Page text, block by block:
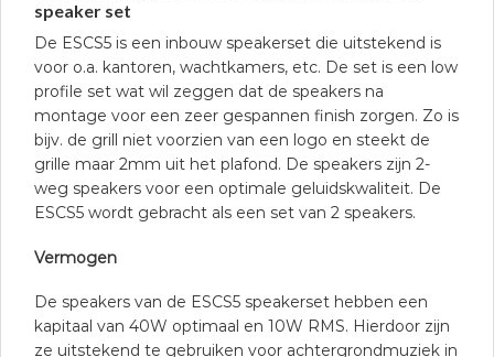
speaker set
De ESCS5 is een inbouw speakerset die uitstekend is
voor o.a. kantoren, wachtkamers, etc. De set is een low
profile set wat wil zeggen dat de speakers na
montage voor een zeer gespannen finish zorgen. Zo is
bijv. de grill niet voorzien van een logo en steekt de
grille maar 2mm uit het plafond. De speakers zijn 2-
weg speakers voor een optimale geluidskwaliteit. De
ESCS5 wordt gebracht als een set van 2 speakers.
Vermogen
De speakers van de ESCS5 speakerset hebben een
kapitaal van 40W optimaal en 10W RMS. Hierdoor zijn
ze uitstekend te gebruiken voor achtergrondmuziek in